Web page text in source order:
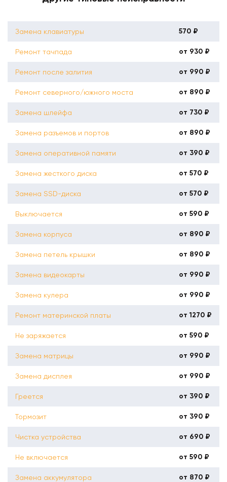
Замена клавиатуры 570 ₽
Ремонт тачпада от 930 ₽
Ремонт после залития от 990 ₽
Ремонт северного/южного моста от 890 ₽
Замена шлейфа от 730 ₽
Замена разъемов и портов от 890 ₽
Замена оперативной памяти от 390 ₽
Замена жесткого диска от 570 ₽
Замена SSD-диска от 570 ₽
Выключается от 590 ₽
Замена корпуса от 890 ₽
Замена петель крышки от 890 ₽
Замена видеокарты от 990 ₽
Замена кулера от 990 ₽
Ремонт материнской платы от 1270 ₽
Не заряжается от 590 ₽
Замена матрицы от 990 ₽
Замена дисплея от 990 ₽
Греется от 390 ₽
Тормозит от 390 ₽
Чистка устройства от 690 ₽
Не включается от 590 ₽
Замена аккумулятора от 870 ₽